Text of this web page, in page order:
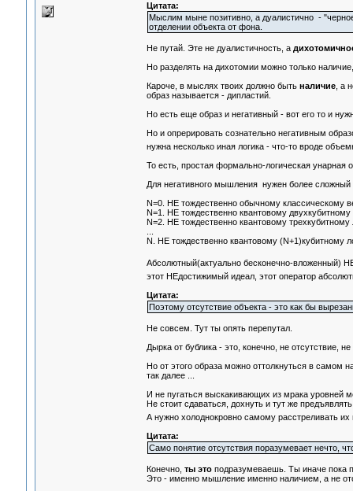
Цитата:
Мыслим мыне позитивно, а дуалистично -
отделении объекта от фона.
Не путай. Эте не дуалистичность, а
Но разделять на дихотомии можно только
Кароче, в мыслях твоих должно быть наличие, а
образ называется - дипластий.
Но есть еще образ и негативный - вот его то и
Но и опрерировать сознательно негативным
нужна несколько иная логика - что-то вроде
То есть, простая формально-логическая унарная
Для негативного мышления нужен более сложный
N=0. НЕ тождественно обычному классическому
N=1. НЕ тождественно квантовому
N=2. НЕ тождественно квантовому
N. НЕ тождественно квантовому (N+1)кубитному
Абсолютный(актуально бесконечно-вложенный)
этот НЕдостижимый идеал, этот оператор
Цитата:
Поэтому отсутствие объекта - это как бы
Не совсем. Тут ты опять перепутал.
Дырка от бублика - это, конечно, не отсутствие,
Но от этого образа можно оттолкнуться в самом
так далее ...
И не пугаться выскакивающих из мрака уровней
Не стоит сдаваться, дохнуть и тут же
А нужно холоднокровно самому расстреливать
Цитата:
Само понятие отсутствия поразумевает нечто,
Конечно, ты этоподразумеваешь. Ты иначе пока
Это - именно мышление именно наличием, а не